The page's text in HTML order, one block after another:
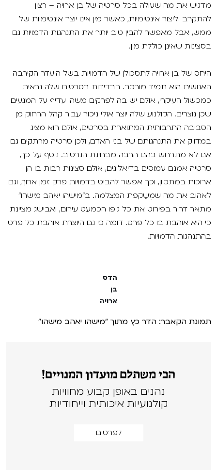
מדגיש את מה שעולה בכל סרטיה של בן ארויה – רצון
להתקרב וליצור אינטימיות, כאשר מין אינו יוצר אינטימיות של
ממש, אבל מאפשר להבין טוב יותר את התנהגות הדמויות גם
בסצינות שאינן כוללת מין.
היחס של בן ארויה לתסכולן של הדמויות בשל היעדר הקירבה
האנושית הוא תמיד מורכב. הבדידות בסרטים שלה נראית
כמכשול העיקרי, אולם יש בה לפרקים משהו עדיף על המגעים
שכן נוצרים. הקולנוע שלה יוצר אולי ניכור עבור קהל הרחוק מן
הסביבה התרבותית המתוארת בסרטים, אולם הוא מציג
במדויק את התנהגותם של בני האדם, ולכן סרטיה מרתקים גם
אם לא מתרחש בהם הרבה מבחינת הנרטיב. נוסף על כך,
סרטיה אמנם עמוסים בדיאלוגים, אולם סצינות רבות בו הן
ארוכות במתכוון, וכך אפשר להביט בדמויות פרק זמן ארוך, וגם
לאהוב את מה שמְשַקפת המצלמה. ב"מישהו יאהב מישהו"
מתאר דרור בפירוט את כל גופו הכמעט עירום, ואבישג מציינת
כי היא אוהבת בו כל פרט. דומה כי גם היוצרת אוהבת כל פרט
בהתנהגות הדמויות.
הדס
בן
ארויה
תמונת הקאבר: הדר כץ מתוך "מישהו יאהב מישהו"
הכי משתלם מועדון המנויים!
נהנים באופן קבוע מחוויות
קולנועיות איכותית וייחודיות
לפרטים